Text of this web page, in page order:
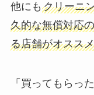
他にも クリーニ
久的な無償対応
る店舗がオススメ
「買ってもらっ